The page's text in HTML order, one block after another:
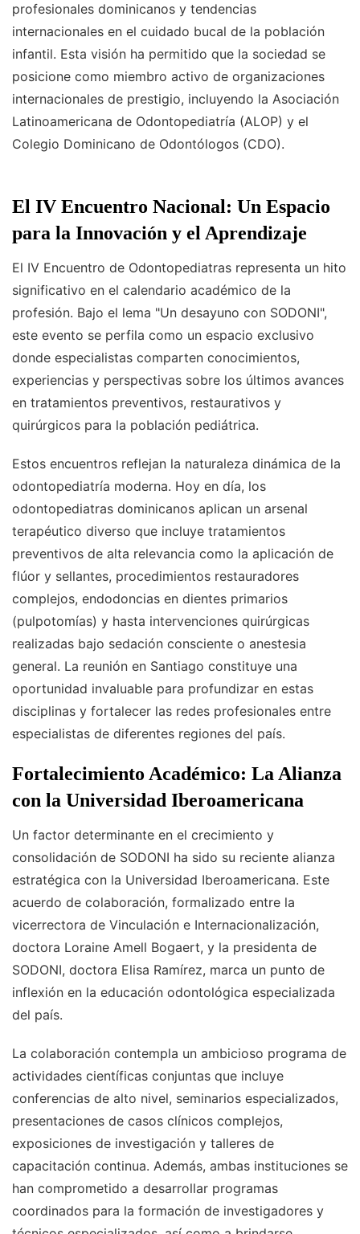
profesionales dominicanos y tendencias
internacionales en el cuidado bucal de la población
infantil. Esta visión ha permitido que la sociedad se
posicione como miembro activo de organizaciones
internacionales de prestigio, incluyendo la Asociación
Latinoamericana de Odontopediatría (ALOP) y el
Colegio Dominicano de Odontólogos (CDO).
El IV Encuentro Nacional: Un Espacio
para la Innovación y el Aprendizaje
El IV Encuentro de Odontopediatras representa un hito
significativo en el calendario académico de la
profesión. Bajo el lema "Un desayuno con SODONI",
este evento se perfila como un espacio exclusivo
donde especialistas comparten conocimientos,
experiencias y perspectivas sobre los últimos avances
en tratamientos preventivos, restaurativos y
quirúrgicos para la población pediátrica.
Estos encuentros reflejan la naturaleza dinámica de la
odontopediatría moderna. Hoy en día, los
odontopediatras dominicanos aplican un arsenal
terapéutico diverso que incluye tratamientos
preventivos de alta relevancia como la aplicación de
flúor y sellantes, procedimientos restauradores
complejos, endodoncias en dientes primarios
(pulpotomías) y hasta intervenciones quirúrgicas
realizadas bajo sedación consciente o anestesia
general. La reunión en Santiago constituye una
oportunidad invaluable para profundizar en estas
disciplinas y fortalecer las redes profesionales entre
especialistas de diferentes regiones del país.
Fortalecimiento Académico: La Alianza
con la Universidad Iberoamericana
Un factor determinante en el crecimiento y
consolidación de SODONI ha sido su reciente alianza
estratégica con la Universidad Iberoamericana. Este
acuerdo de colaboración, formalizado entre la
vicerrectora de Vinculación e Internacionalización,
doctora Loraine Amell Bogaert, y la presidenta de
SODONI, doctora Elisa Ramírez, marca un punto de
inflexión en la educación odontológica especializada
del país.
La colaboración contempla un ambicioso programa de
actividades científicas conjuntas que incluye
conferencias de alto nivel, seminarios especializados,
presentaciones de casos clínicos complejos,
exposiciones de investigación y talleres de
capacitación continua. Además, ambas instituciones se
han comprometido a desarrollar programas
coordinados para la formación de investigadores y